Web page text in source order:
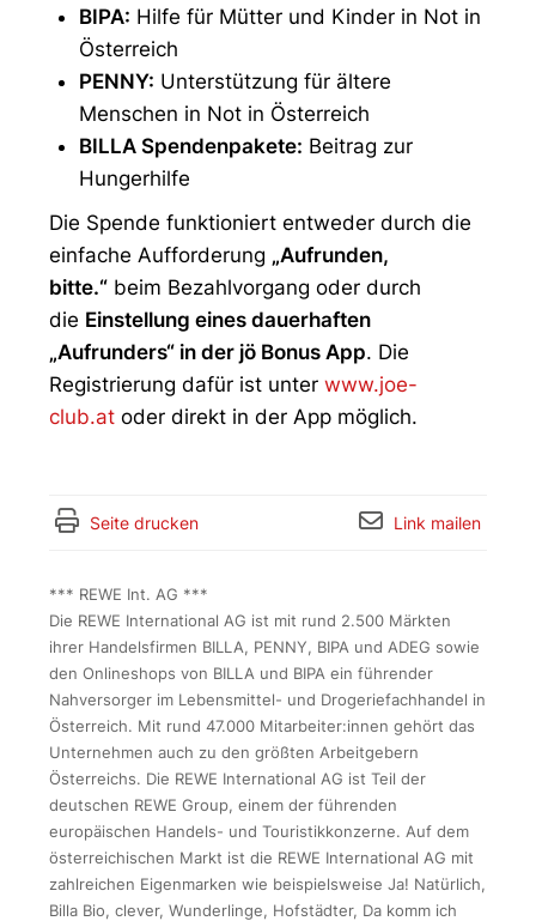
BIPA: Hilfe für Mütter und Kinder in Not in
Österreich
PENNY: Unterstützung für ältere
Menschen in Not in Österreich
BILLA Spendenpakete: Beitrag zur
Hungerhilfe
Die Spende funktioniert entweder durch die
einfache Aufforderung „Aufrunden,
bitte.“ beim Bezahlvorgang oder durch
die Einstellung eines dauerhaften
„Aufrunders“ in der jö Bonus App. Die
Registrierung dafür ist unter www.joe-
club.at oder direkt in der App möglich.
Seite drucken Link mailen
*** REWE Int. AG ***
Die REWE International AG ist mit rund 2.500 Märkten
ihrer Handelsfirmen BILLA, PENNY, BIPA und ADEG sowie
den Onlineshops von BILLA und BIPA ein führender
Nahversorger im Lebensmittel- und Drogeriefachhandel in
Österreich. Mit rund 47.000 Mitarbeiter:innen gehört das
Unternehmen auch zu den größten Arbeitgebern
Österreichs. Die REWE International AG ist Teil der
deutschen REWE Group, einem der führenden
europäischen Handels- und Touristikkonzerne. Auf dem
österreichischen Markt ist die REWE International AG mit
zahlreichen Eigenmarken wie beispielsweise Ja! Natürlich,
Billa Bio, clever, Wunderlinge, Hofstädter, Da komm ich